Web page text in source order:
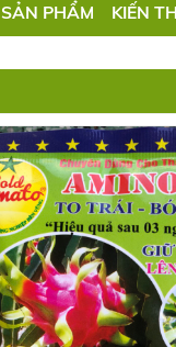
SẢN PHẨM KIẾN